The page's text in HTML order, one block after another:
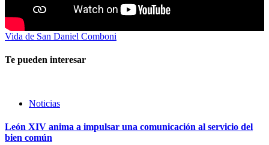
Vida de San Daniel Comboni
Te pueden interesar
Noticias
León XIV anima a impulsar una comunicación al servicio del
bien común